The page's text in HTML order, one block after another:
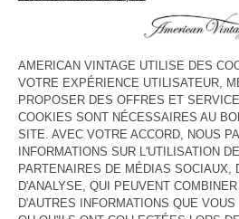
Votre commentaire
SUBMIT